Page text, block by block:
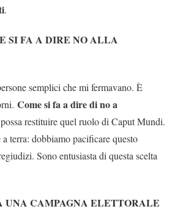
.
SI FA A DIRE NO ALLA
semplici che mi fermavano. È
Come si fa a dire di no a
restituire quel ruolo di Caput Mundi.
a terra: dobbiamo pacificare questo
Sono entusiasta di questa scelta
UNA CAMPAGNA ELETTORALE